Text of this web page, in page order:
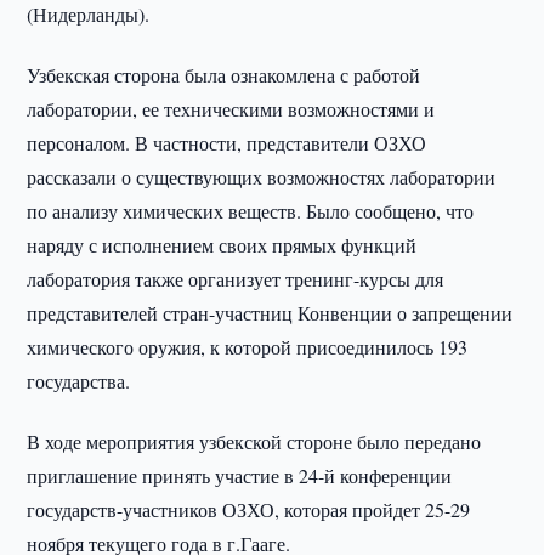
(Нидерланды).
Узбекская сторона была ознакомлена с работой
лаборатории, ее техническими возможностями и
персоналом. В частности, представители ОЗХО
рассказали о существующих возможностях лаборатории
по анализу химических веществ. Было сообщено, что
наряду с исполнением своих прямых функций
лаборатория также организует тренинг-курсы для
представителей стран-участниц Конвенции о запрещении
химического оружия, к которой присоединилось 193
государства.
В ходе мероприятия узбекской стороне было передано
приглашение принять участие в 24-й конференции
государств-участников ОЗХО, которая пройдет 25-29
ноября текущего года в г.Гааге.